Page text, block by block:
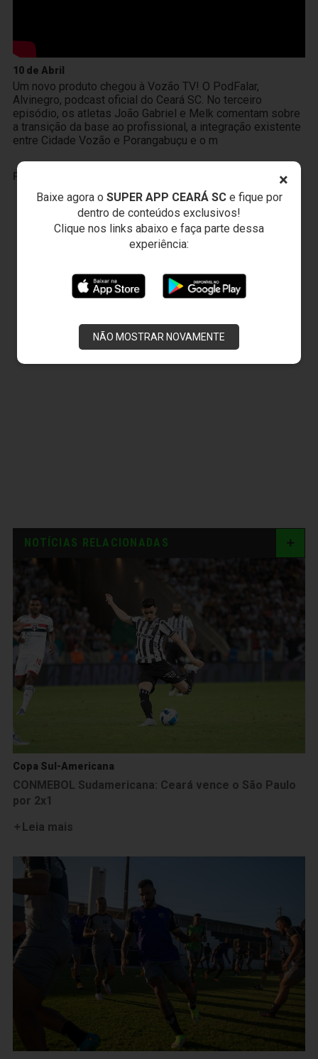
×
Baixe agora o SUPER APP CEARÁ SCe fique por
dentro de conteúdos exclusivos!
Clique nos links abaixo e faça parte dessa
experiência:
NÃO MOSTRAR NOVAMENTE
10 de Abril
Um novo produto chegou à Vozão TV! O PodFalar,
Alvinegro, podcast oficial do Ceará SC. No terceiro
episódio, os atletas João Gabriel e Melk comentam sobre
a transição da base ao profissional, a integração existente
entre Cidade Vozão e Porangabuçu e o m
PUBLICIDADE
NOTÍCIAS RELACIONADAS
Copa Sul-Americana
CONMEBOL Sudamericana: Ceará vence o São Paulo
por 2x1
Leia mais